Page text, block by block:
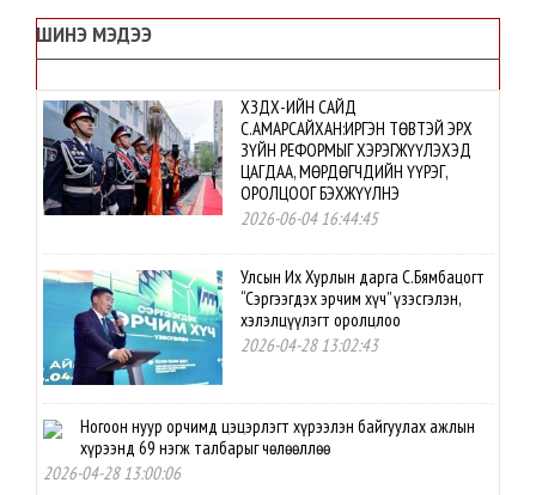
ШИНЭ МЭДЭЭ
ХЗДХ-ИЙН САЙД
С.АМАРСАЙХАН:ИРГЭН ТӨВТЭЙ ЭРХ
ЗҮЙН РЕФОРМЫГ ХЭРЭГЖҮҮЛЭХЭД
ЦАГДАА, МӨРДӨГЧДИЙН ҮҮРЭГ,
ОРОЛЦООГ БЭХЖҮҮЛНЭ
2026-06-04 16:44:45
Улсын Их Хурлын дарга С.Бямбацогт
“Сэргээгдэх эрчим хүч” үзэсгэлэн,
хэлэлцүүлэгт оролцлоо
2026-04-28 13:02:43
Ногоон нуур орчимд цэцэрлэгт хүрээлэн байгуулах ажлын
хүрээнд 69 нэгж талбарыг чөлөөллөө
2026-04-28 13:00:06